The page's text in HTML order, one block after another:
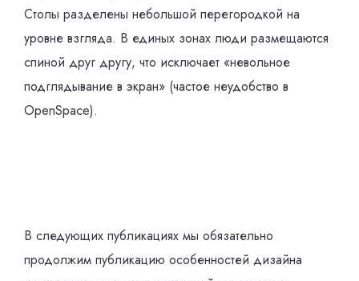
Столы разделены небольшой перегородкой на
уровне взгляда. В единых зонах люди размещаются
спиной друг другу, что исключает «невольное
подглядывание в экран» (частое неудобство в
OpenSpace).
В следующих публикациях мы обязательно
продолжим публикацию особенностей дизайна